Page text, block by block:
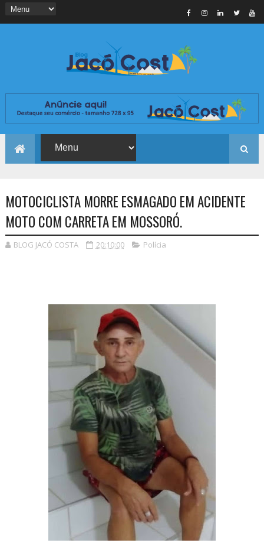
MOTOCICLISTA MORRE ESMAGADO EM ACIDENTE
MOTO COM CARRETA EM MOSSORÓ.
BLOG JACÓ COSTA 20:10:00 Polícia